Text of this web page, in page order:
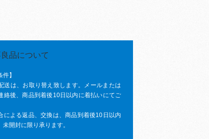
】
送は、お取り替え致します。メールまたは
絡後、商品到着後10日以内に着払いにてご
による返品、交換は、商品到着後10日以内
未開封に限り承ります。